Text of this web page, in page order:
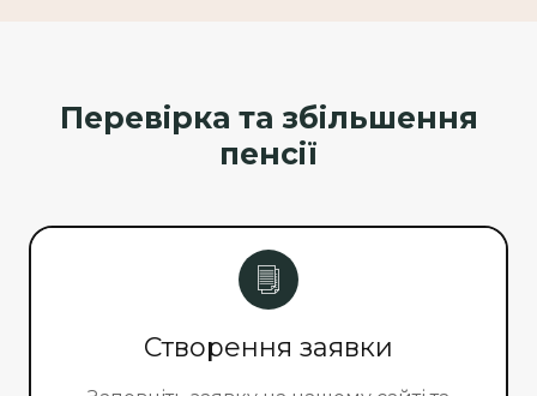
Перевірка та збільшення
пенсії
Створення заявки